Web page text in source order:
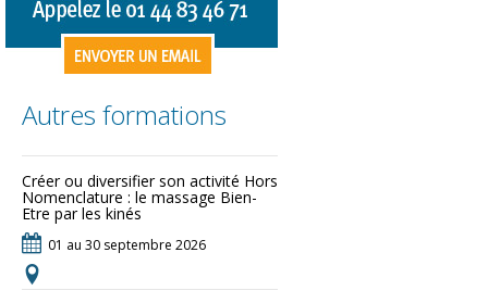
Autres formations
Créer ou diversifier son activité Hors
Nomenclature : le massage Bien-
Etre par les kinés
01 au 30 septembre 2026